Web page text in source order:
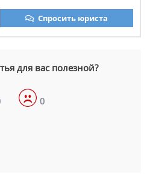
Спросить юриста
для вас полезной?
0